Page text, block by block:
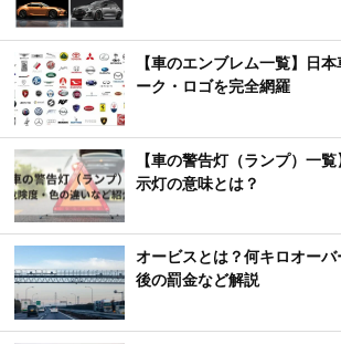
【車のエンブレム一覧】日
ーク・ロゴを完全網羅
【車の警告灯（ランプ）一
示灯の意味とは？
オービスとは？何キロオー
後の罰金など解説